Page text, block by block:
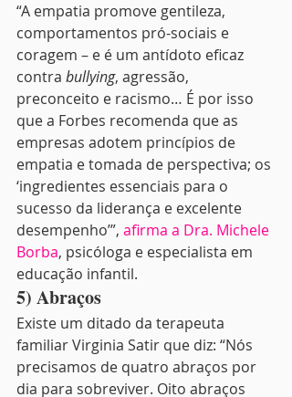
“A empatia promove gentileza,
comportamentos pró-sociais e
coragem – e é um antídoto eficaz
contra bullying, agressão,
preconceito e racismo… É por isso
que a Forbes recomenda que as
empresas adotem princípios de
empatia e tomada de perspectiva; os
‘ingredientes essenciais para o
sucesso da liderança e excelente
desempenho’”, afirma a Dra. Michele
Borba, psicóloga e especialista em
educação infantil.
5) Abraços
Existe um ditado da terapeuta
familiar Virginia Satir que diz: “Nós
precisamos de quatro abraços por
dia para sobreviver. Oito abraços